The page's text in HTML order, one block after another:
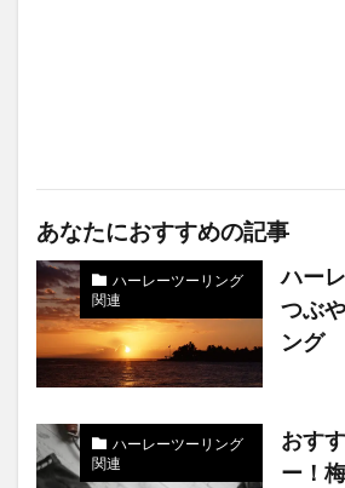
あなたにおすすめの記事
ハーレーツーリング
関連
ハー
つぶ
ング
ハーレーツーリング
関連
おす
ー！